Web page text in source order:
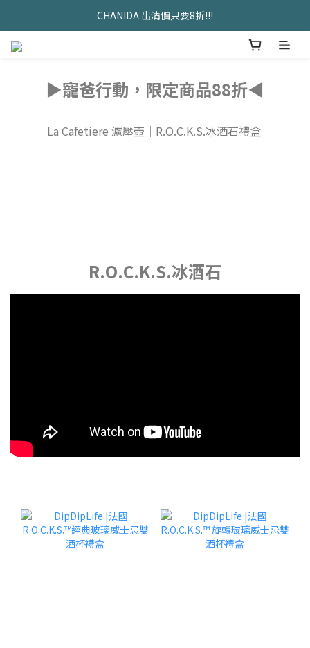
久坐神器>>坐&靠墊組合只要$1488
CHANIDA 出清價只要8折!!!
▶︎寵爸行動，限定商品88折◀︎
La Cafetiere 濾壓壺｜R.O.C.K.S.冰酒石禮盒
R.O.C.K.S.冰酒石